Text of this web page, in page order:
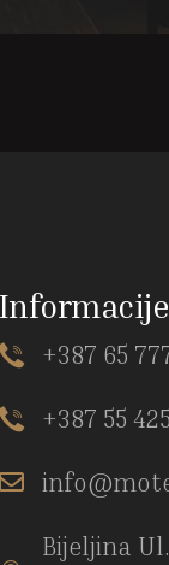
Informacije
+387 65
+387 55
Bijeljina